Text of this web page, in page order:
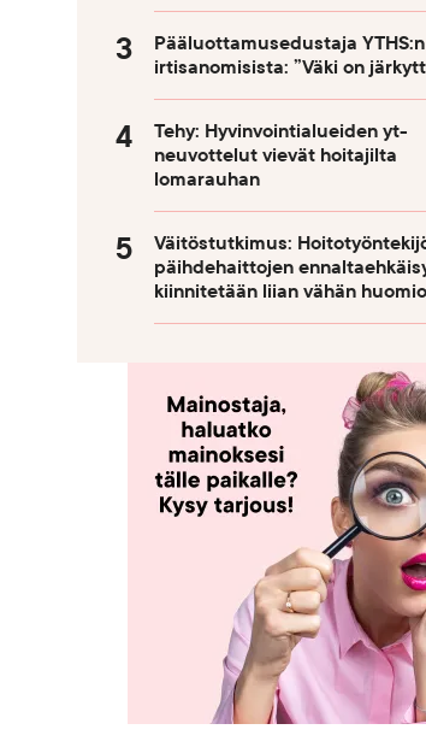
Pääluottamusedustaja YTHS:n
irtisanomisista: ”Väki on
Tehy: Hyvinvointialueiden yt-
neuvottelut vievät hoitajilta
lomarauhan
Väitöstutkimus:
päihdehaittojen
kiinnitetään liian vähän